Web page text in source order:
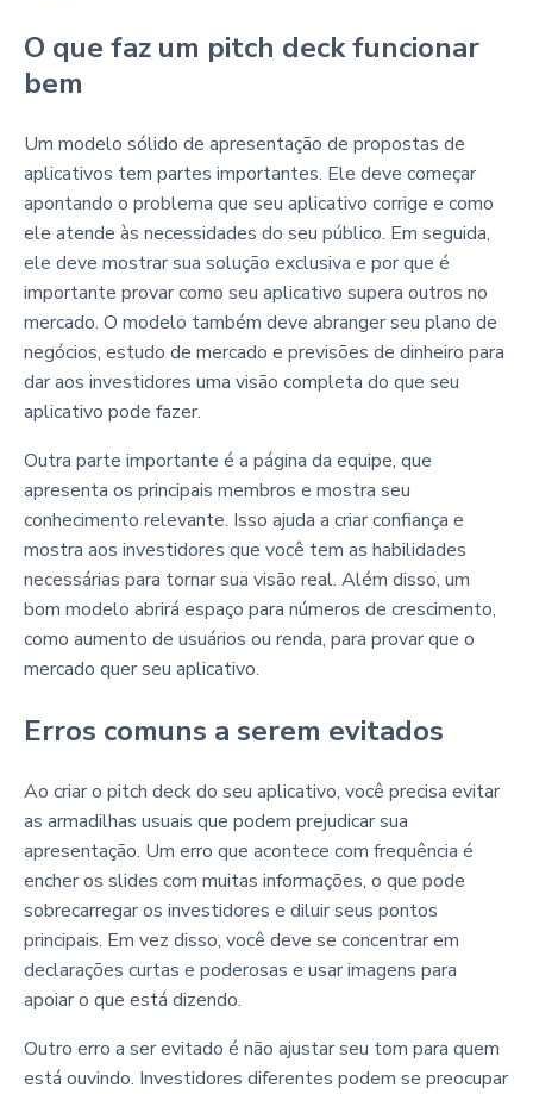
O que faz um pitch deck funcionar
bem
Um modelo sólido de apresentação de propostas de
aplicativos tem partes importantes. Ele deve começar
apontando o problema que seu aplicativo corrige e como
ele atende às necessidades do seu público. Em seguida,
ele deve mostrar sua solução exclusiva e por que é
importante provar como seu aplicativo supera outros no
mercado. O modelo também deve abranger seu plano de
negócios, estudo de mercado e previsões de dinheiro para
dar aos investidores uma visão completa do que seu
aplicativo pode fazer.
Outra parte importante é a página da equipe, que
apresenta os principais membros e mostra seu
conhecimento relevante. Isso ajuda a criar confiança e
mostra aos investidores que você tem as habilidades
necessárias para tornar sua visão real. Além disso, um
bom modelo abrirá espaço para números de crescimento,
como aumento de usuários ou renda, para provar que o
mercado quer seu aplicativo.
Erros comuns a serem evitados
Ao criar o pitch deck do seu aplicativo, você precisa evitar
as armadilhas usuais que podem prejudicar sua
apresentação. Um erro que acontece com frequência é
encher os slides com muitas informações, o que pode
sobrecarregar os investidores e diluir seus pontos
principais. Em vez disso, você deve se concentrar em
declarações curtas e poderosas e usar imagens para
apoiar o que está dizendo.
Outro erro a ser evitado é não ajustar seu tom para quem
está ouvindo. Investidores diferentes podem se preocupar